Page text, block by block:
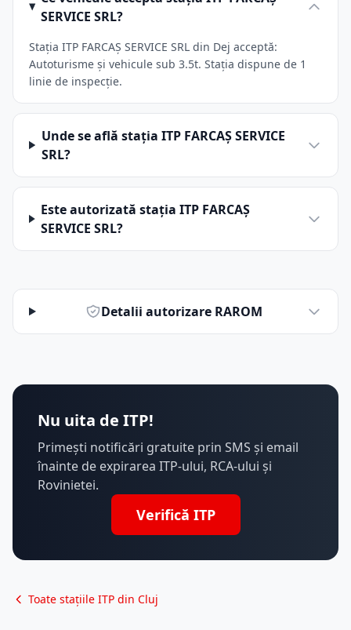
SERVICE SRL?
Stația ITP FARCAŞ SERVICE SRL din Dej acceptă:
Autoturisme și vehicule sub 3.5t. Stația dispune de 1
linie de inspecție.
Unde se află stația ITP FARCAŞ SERVICE
SRL?
Este autorizată stația ITP FARCAŞ
SERVICE SRL?
Detalii autorizare RAROM
Nu uita de ITP!
Primești notificări gratuite prin SMS și email
înainte de expirarea ITP-ului, RCA-ului și
Rovinietei.
Verifică ITP
Toate stațiile ITP din Cluj